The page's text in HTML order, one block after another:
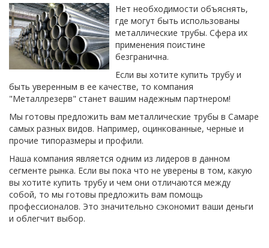
Нет необходимости объяснять,
где могут быть использованы
металлические трубы. Сфера их
применения поистине
безгранична.
Если вы хотите купить трубу и
быть уверенным в ее качестве, то компания
"Металлрезерв" станет вашим надежным партнером!
Мы готовы предложить вам металлические трубы в Самаре
самых разных видов. Например, оцинкованные, черные и
прочие типоразмеры и профили.
Наша компания является одним из лидеров в данном
сегменте рынка. Если вы пока что не уверены в том, какую
вы хотите купить трубу и чем они отличаются между
собой, то мы готовы предложить вам помощь
профессионалов. Это значительно сэкономит ваши деньги
и облегчит выбор.